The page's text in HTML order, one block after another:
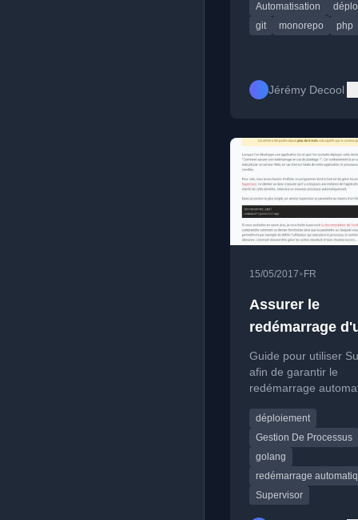
outils comme
Automatisation
git
monorepo php
Jérémy Decool
15/05/2017• FR
Assurer le
redémarrage
application Go
de plantage
Guide pour utiliser
afin de garantir le
redémarrage
de plantage.
déploiement
Gestion De Processus
golang
redémarrage
Supervisor